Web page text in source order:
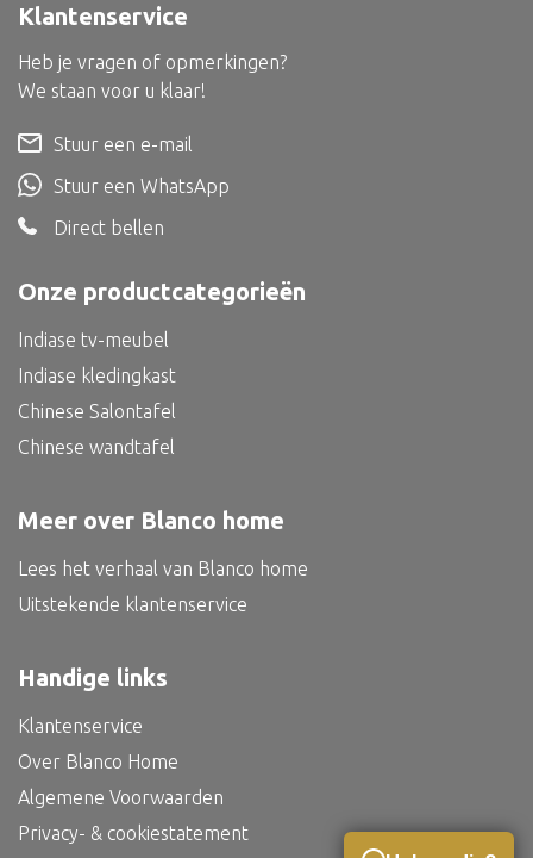
Oosterse tafel
Oosterse tv meubel
Onze productcategorieën
Indiase tv-meubel
Indiase kledingkast
Chinese Salontafel
Chinese wandtafel
Meer over Blanco home
Lees het verhaal van Blanco home
Uitstekende klantenservice
Klantenservice
Heb je vragen of opmerkingen?
We staan voor u klaar!
Stuur een e-mail
Stuur een WhatsApp
Direct bellen
Handige links
Klantenservice
Over Blanco Home
Algemene Voorwaarden
Privacy- & cookiestatement